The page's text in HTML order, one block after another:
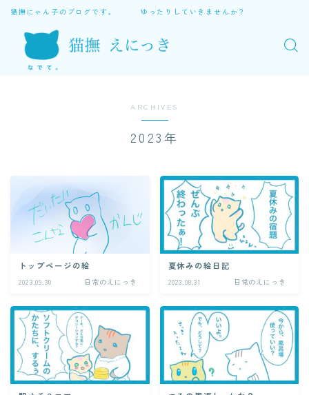
猫撫にゃん子のブログです。 ゆったりしていきませんか？
ARCHIVES
2023年
トップページの絵
2023.09.30 日常のえにっき
夏休みの絵日記
2023.08.31 日常のえにっき